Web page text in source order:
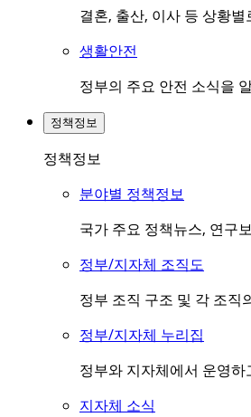
결혼, 출산, 이사 등 상황
생활안전
정부의 주요 안전 소식을
정책정보
정책정보
분야별 정책정보
국가 주요 정책뉴스, 연구
정부/지자체 조직도
정부 조직 구조 및 각 조직
정부/지자체 누리집
정부와 지자체에서 운영
지자체 소식